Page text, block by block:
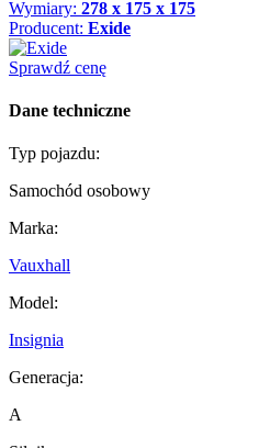
Wymiary: 278 x 175 x 175
Producent: Exide
Sprawdź cenę
Dane techniczne
Typ pojazdu:
Samochód osobowy
Marka:
Vauxhall
Model:
Insignia
Generacja:
A